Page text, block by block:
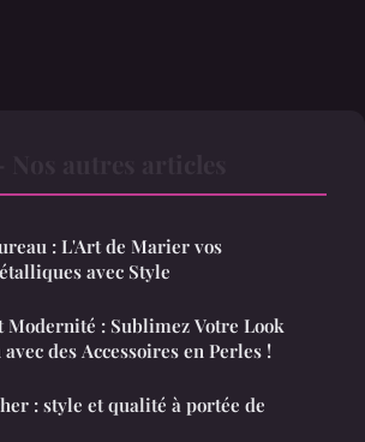
: L'Art de Marier vos
avec Style
Modernité : Sublimez Votre Look
des Accessoires en Perles !
: style et qualité à portée de